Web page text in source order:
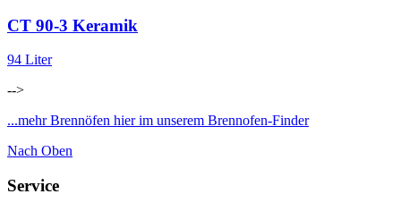
CT 90-3 Keramik
94 Liter
-->
...mehr Brennöfen hier im unserem Brennofen-Finder
Nach Oben
Service